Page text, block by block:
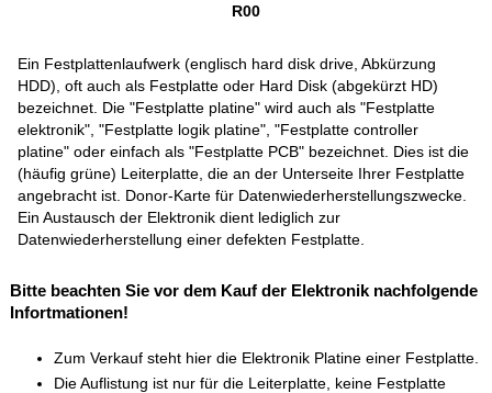
R00
Ein Festplattenlaufwerk (englisch hard disk drive, Abkürzung
HDD), oft auch als Festplatte oder Hard Disk (abgekürzt HD)
bezeichnet. Die "Festplatte platine" wird auch als "Festplatte
elektronik", "Festplatte logik platine", "Festplatte controller
platine" oder einfach als "Festplatte PCB" bezeichnet. Dies ist die
(häufig grüne) Leiterplatte, die an der Unterseite Ihrer Festplatte
angebracht ist. Donor-Karte für Datenwiederherstellungszwecke.
Ein Austausch der Elektronik dient lediglich zur
Datenwiederherstellung einer defekten Festplatte.
Bitte beachten Sie vor dem Kauf der Elektronik nachfolgende
Infortmationen!
Zum Verkauf steht hier die Elektronik Platine einer Festplatte.
Die Auflistung ist nur für die Leiterplatte, keine Festplatte